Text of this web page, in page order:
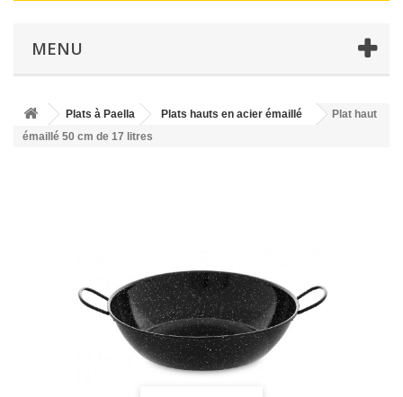
MENU
Plats à Paella Plats hauts en acier émaillé
Plat haut
émaillé 50 cm de 17 litres